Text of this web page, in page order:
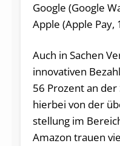
Goog­le (Goog­le
Apple (Apple Pay,
Auch in Sa­chen
innovativen
56 Pro­zent an
hierbei von der
stellung im
Amazon trau­en